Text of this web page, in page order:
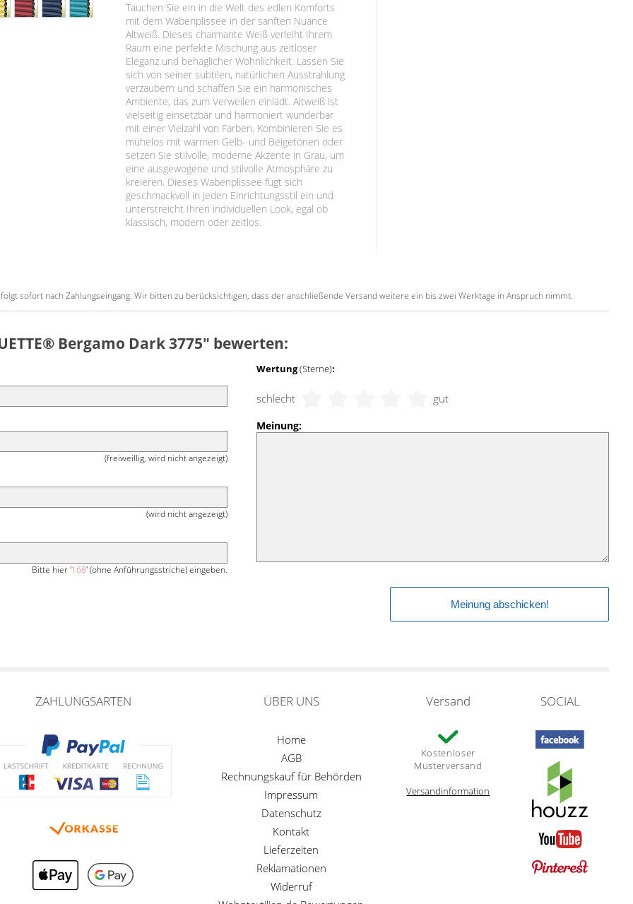
Tauchen Sie ein in die Welt des edlen Komforts
mit dem Wabenplissee in der sanften Nuance
Altweiß. Dieses charmante Weiß verleiht Ihrem
Raum eine perfekte Mischung aus zeitloser
Eleganz und behaglicher Wohnlichkeit. Lassen Sie
sich von seiner subtilen, natürlichen Ausstrahlung
verzaubern und schaffen Sie ein harmonisches
Ambiente, das zum Verweilen einlädt. Altweiß ist
vielseitig einsetzbar und harmoniert wunderbar
mit einer Vielzahl von Farben. Kombinieren Sie es
mühelos mit warmen Gelb- und Beigetönen oder
setzen Sie stilvolle, moderne Akzente in Grau, um
eine ausgewogene und stilvolle Atmosphäre zu
kreieren. Dieses Wabenplissee fügt sich
geschmackvoll in jeden Einrichtungsstil ein und
unterstreicht Ihren individuellen Look, egal ob
klassisch, modern oder zeitlos.
sofort nach Zahlungseingang. Wir bitten zu berücksichtigen, dass der anschließende Versand weitere ein bis zwei Werktage in Anspruch nimmt.
Bergamo Dark 3775" bewerten:
(freiweillig, wird nicht angezeigt)
(wird nicht angezeigt)
Bitte hier '168' (ohne Anführungsstriche) eingeben.
Wertung(Sterne):
schlecht gut
Meinung:
ZAHLUNGSARTEN ÜBER UNS
Home
AGB
Rechnungskauf für Behörden
Impressum
Datenschutz
Kontakt
Lieferzeiten
Reklamationen
Widerruf
Versand
Kostenloser
Musterversand
Versandinformation
SOCIAL